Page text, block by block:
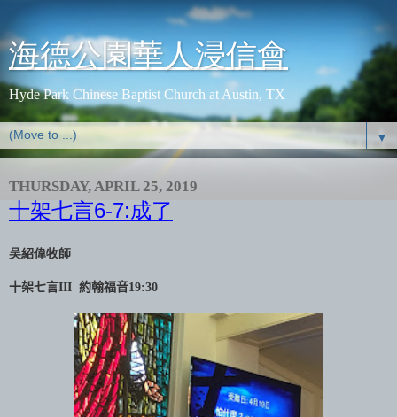
海德公園華人浸信會
Hyde Park Chinese Baptist Church at Austin, TX
▼
THURSDAY, APRIL 25, 2019
十架七言6-7:成了
吴紹偉牧師
十架七言III 約翰福音19:30